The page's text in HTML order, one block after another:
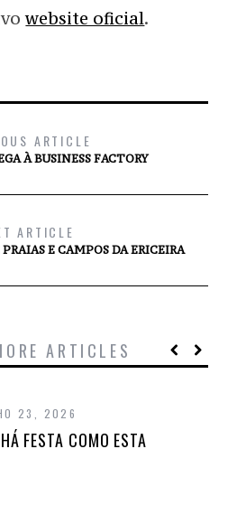
website oficial.
ARTICLE
À BUSINESS FACTORY
ARTICLE
E CAMPOS DA ERICEIRA
ARTICLES
23, 2026
FESTA COMO ESTA